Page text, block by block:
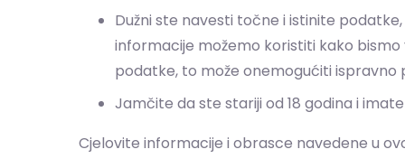
Dužni ste navesti točne i istinite
informacije možemo koristiti kako
podatke, to može onemogućiti ispravno
Jamčite da ste stariji od 18 godina i
Cjelovite informacije i obrasce navedene u